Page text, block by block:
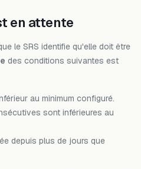
en attente
le SRS identifie qu'elle doit être
des conditions suivantes est
au minimum configuré.
sont inférieures au
depuis plus de jours que